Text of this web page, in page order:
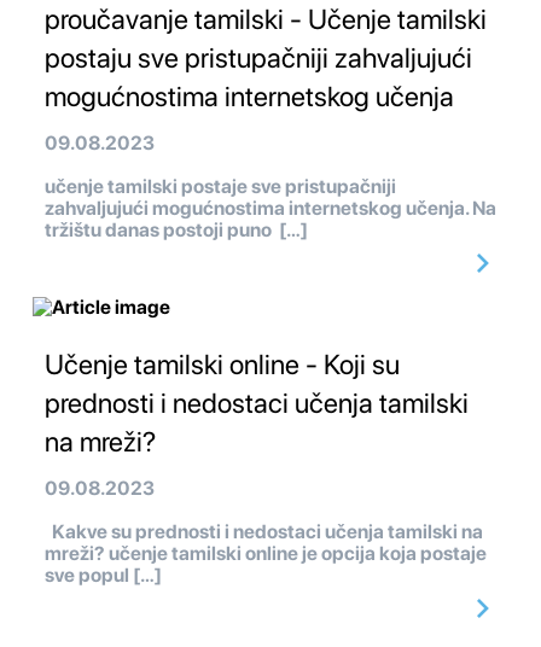
proučavanje tamilski - Učenje tamilski
postaju sve pristupačniji zahvaljujući
mogućnostima internetskog učenja
09.08.2023
učenje tamilski postaje sve pristupačniji
zahvaljujući mogućnostima internetskog učenja. Na
tržištu danas postoji puno […]
Učenje tamilski online - Koji su
prednosti i nedostaci učenja tamilski
na mreži?
09.08.2023
Kakve su prednosti i nedostaci učenja tamilski na
mreži? učenje tamilski online je opcija koja postaje
sve popul […]